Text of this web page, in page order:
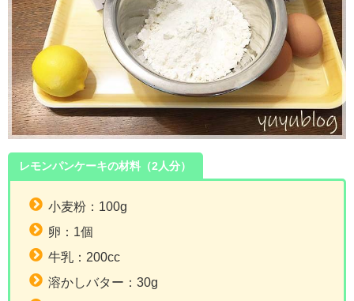
レモンパンケーキの材料（2人分）
小麦粉：100g
卵：1個
牛乳：200cc
溶かしバター：30g